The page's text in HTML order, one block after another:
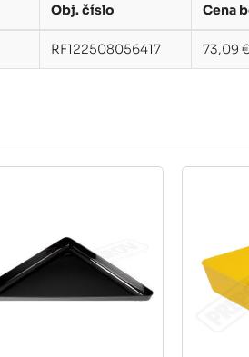
Obj. číslo Cena
RF122508056417 73,09 €